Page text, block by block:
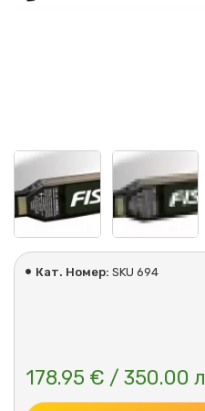
Кат. Номер: SKU 694
178.95 € / 350.00